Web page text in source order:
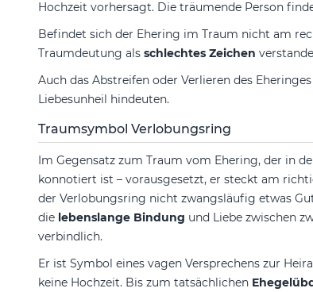
Hochzeit vorhersagt. Die träumende Person
Befindet sich der Ehering im Traum nicht am
Traumdeutung als schlechtes Zeichen
Auch das Abstreifen oder Verlieren des
Liebesunheil hindeuten.
Traumsymbol Verlobungsring
Im Gegensatz zum Traum vom Ehering, der in
konnotiert ist – vorausgesetzt, er steckt am
der Verlobungsring nicht zwangsläufig etwas
die lebenslange Bindung und Liebe zwischen
verbindlich.
Er ist Symbol eines vagen Versprechens zur
keine Hochzeit. Bis zum tatsächlichen